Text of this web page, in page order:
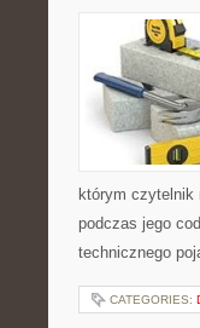
którym czytelnik
podczas jego
technicznego
CATEGORIES: